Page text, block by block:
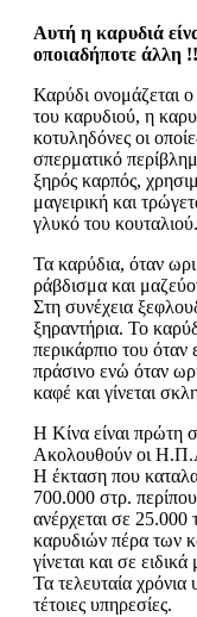
Αυτή η καρυδιά
οποιαδήποτε άλλη
Καρύδι ονομάζεται
του καρυδιού, η
κοτυληδόνες οι
σπερματικό
ξηρός καρπός,
μαγειρική και
γλυκό του κουταλιού.
Τα καρύδια, όταν
ράβδισμα και
Στη συνέχεια
ξηραντήρια. Το
περικάρπιο του όταν
πράσινο ενώ όταν
καφέ και γίνεται
Η Κίνα είναι πρώτη
Ακολουθούν οι
Η έκταση που
700.000 στρ.
ανέρχεται σε
καρυδιών πέρα των
γίνεται και σε
Τα τελευταία
τέτοιες υπηρεσίες.